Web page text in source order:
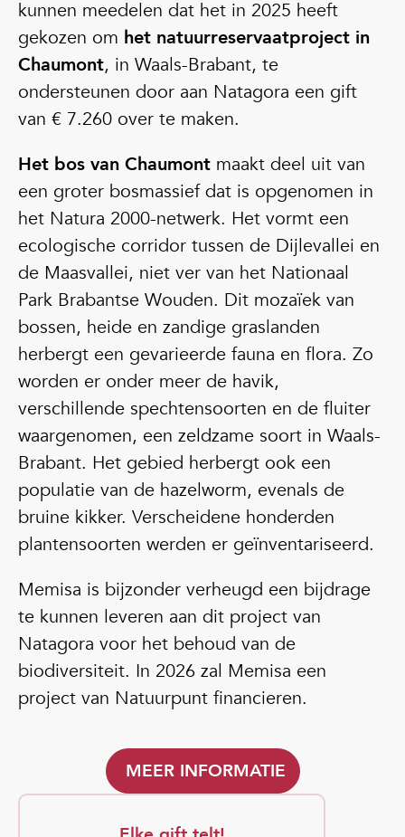
kunnen meedelen dat het in 2025 heeft
gekozen om het natuurreservaatproject in
Chaumont, in Waals-Brabant, te
ondersteunen door aan Natagora een gift
van € 7.260 over te maken.
Het bos van Chaumont maakt deel uit van
een groter bosmassief dat is opgenomen in
het Natura 2000-netwerk. Het vormt een
ecologische corridor tussen de Dijlevallei en
de Maasvallei, niet ver van het Nationaal
Park Brabantse Wouden. Dit mozaïek van
bossen, heide en zandige graslanden
herbergt een gevarieerde fauna en flora. Zo
worden er onder meer de havik,
verschillende spechtensoorten en de fluiter
waargenomen, een zeldzame soort in Waals-
Brabant. Het gebied herbergt ook een
populatie van de hazelworm, evenals de
bruine kikker. Verscheidene honderden
plantensoorten werden er geïnventariseerd.
Memisa is bijzonder verheugd een bijdrage
te kunnen leveren aan dit project van
Natagora voor het behoud van de
biodiversiteit. In 2026 zal Memisa een
project van Natuurpunt financieren.
MEER INFORMATIE